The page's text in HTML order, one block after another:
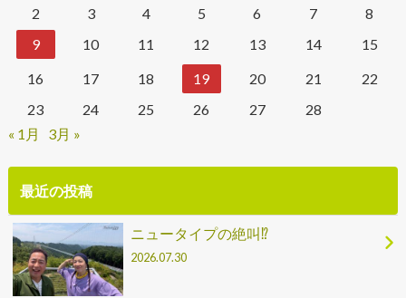
2
3 4 5 6 7
8
9
10 11 12 13 14
15
16
17 18 19 20 21
22
23
24 25 26 27
28
« 1月
3月 »
最近の投稿
ニュータイプの絶叫⁉
2026.07.30